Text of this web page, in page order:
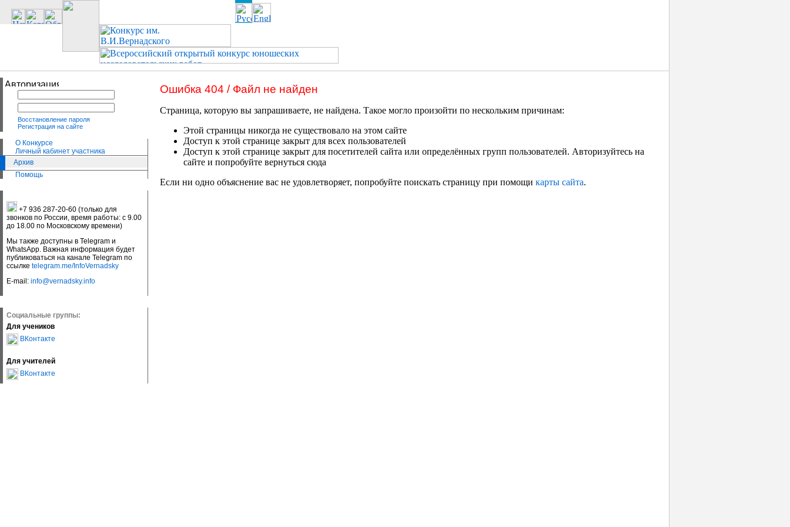
Восстановление пароля
Регистрация на сайте
О Конкурсе
Личный кабинет участника
Архив
Помощь
+7 936 287-20-60 (только для
звонков по России, время работы: с 9.00
до 18.00 по Московскому времени)
Мы также доступны в Telegram и
WhatsApp. Важная информация будет
публиковаться на канале Telegram по
ссылке telegram.me/InfoVernadsky
E-mail: info@vernadsky.info
Социальные группы:
Для учеников
ВКонтакте
Для учителей
ВКонтакте
Ошибка 404 / Файл не найден
Страница, которую вы запрашиваете, не найдена. Такое могло произойти по нескольким причинам:
Этой страницы никогда не существовало на этом сайте
Доступ к этой странице закрыт для всех пользователей
Доступ к этой странице закрыт для посетителей сайта или определённых групп пользователей. Авторизуйтесь на
сайте и попробуйте вернуться сюда
Если ни одно объяснение вас не удовлетворяет, попробуйте поискать страницу при помощи карты сайта.